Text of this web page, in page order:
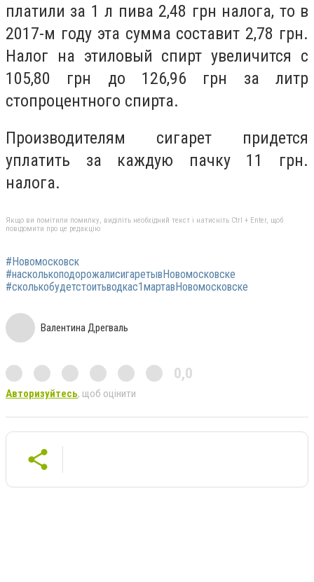
платили за 1 л пива 2,48 грн налога, то в
2017-м году эта сумма составит 2,78 грн.
Налог на этиловый спирт увеличится с
105,80 грн до 126,96 грн за литр
стопроцентного спирта.
Производителям сигарет придется
уплатить за каждую пачку 11 грн.
налога.
Якщо ви помітили помилку, виділіть необхідний текст і натисніть Ctrl + Enter, щоб
повідомити про це редакцію
#Новомосковск
#насколькоподорожалисигаретывНовомосковске
#сколькобудетстоитьводкас1мартавНовомосковске
Валентина Дрегваль
0,0
Авторизуйтесь, щоб оцінити